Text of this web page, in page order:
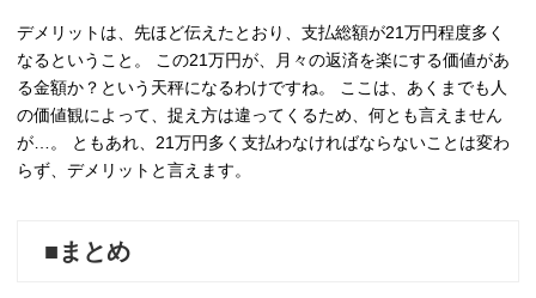
デメリットは、先ほど伝えたとおり、支払総額が21万円程度多く
なるということ。 この21万円が、月々の返済を楽にする価値があ
る金額か？という天秤になるわけですね。 ここは、あくまでも人
の価値観によって、捉え方は違ってくるため、何とも言えません
が…。 ともあれ、21万円多く支払わなければならないことは変わ
らず、デメリットと言えます。
■まとめ